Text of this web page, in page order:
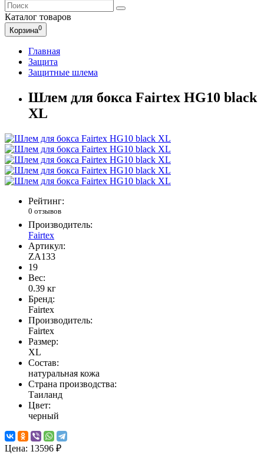
Каталог товаров
Корзина0
Главная
Защита
Защитные шлема
Шлем для бокса Fairtex HG10 black
XL
Рейтинг:
0 отзывов
Производитель:
Fairtex
Артикул:
ZA133
19
Вес:
0.39 кг
Бренд:
Fairtex
Производитель:
Fairtex
Размер:
XL
Состав:
натуральная кожа
Страна производства:
Таиланд
Цвет:
черный
Цена: 13596 ₽